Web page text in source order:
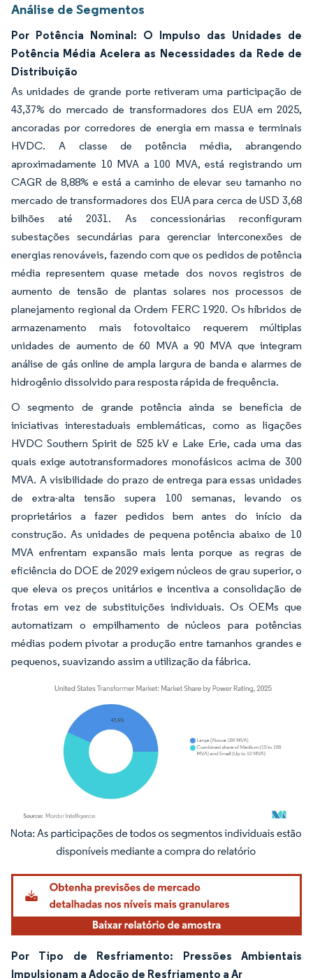
Análise de Segmentos
Por Potência Nominal: O Impulso das Unidades de
Potência Média Acelera as Necessidades da Rede de
Distribuição
As unidades de grande porte retiveram uma participação de
43,37% do mercado de transformadores dos EUA em 2025,
ancoradas por corredores de energia em massa e terminais
HVDC. A classe de potência média, abrangendo
aproximadamente 10 MVA a 100 MVA, está registrando um
CAGR de 8,88% e está a caminho de elevar seu tamanho no
mercado de transformadores dos EUA para cerca de USD 3,68
bilhões até 2031. As concessionárias reconfiguram
subestações secundárias para gerenciar interconexões de
energias renováveis, fazendo com que os pedidos de potência
média representem quase metade dos novos registros de
aumento de tensão de plantas solares nos processos de
planejamento regional da Ordem FERC 1920. Os híbridos de
armazenamento mais fotovoltaico requerem múltiplas
unidades de aumento de 60 MVA a 90 MVA que integram
análise de gás online de ampla largura de banda e alarmes de
hidrogênio dissolvido para resposta rápida de frequência.
O segmento de grande potência ainda se beneficia de
iniciativas interestaduais emblemáticas, como as ligações
HVDC Southern Spirit de 525 kV e Lake Erie, cada uma das
quais exige autotransformadores monofásicos acima de 300
MVA. A visibilidade do prazo de entrega para essas unidades
de extra-alta tensão supera 100 semanas, levando os
proprietários a fazer pedidos bem antes do início da
construção. As unidades de pequena potência abaixo de 10
MVA enfrentam expansão mais lenta porque as regras de
eficiência do DOE de 2029 exigem núcleos de grau superior, o
que eleva os preços unitários e incentiva a consolidação de
frotas em vez de substituições individuais. Os OEMs que
automatizam o empilhamento de núcleos para potências
médias podem pivotar a produção entre tamanhos grandes e
pequenos, suavizando assim a utilização da fábrica.
Imagem © Mordor Intelligence. O reuso requer atribuição conforme CC BY 4.0.
Por Tipo de Resfriamento: Pressões Ambientais
Impulsionam a Adoção de Resfriamento a Ar